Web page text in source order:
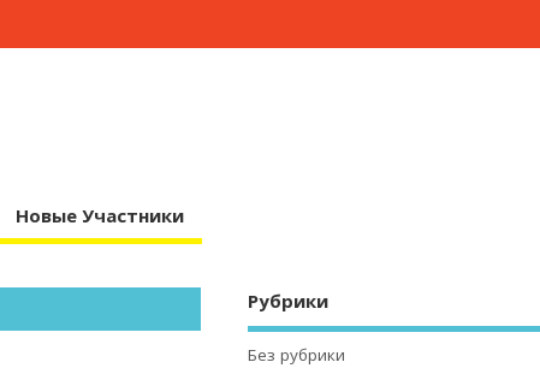
Новые Участники
Рубрики
Без рубрики